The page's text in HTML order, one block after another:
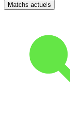
Matchs actuels